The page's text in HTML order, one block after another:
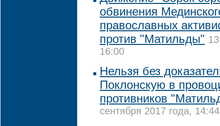
обвинения
православных
против "Матильды"
16:00
Нельзя без
Поклонскую в
противников
сентября 2017 года, 14:44